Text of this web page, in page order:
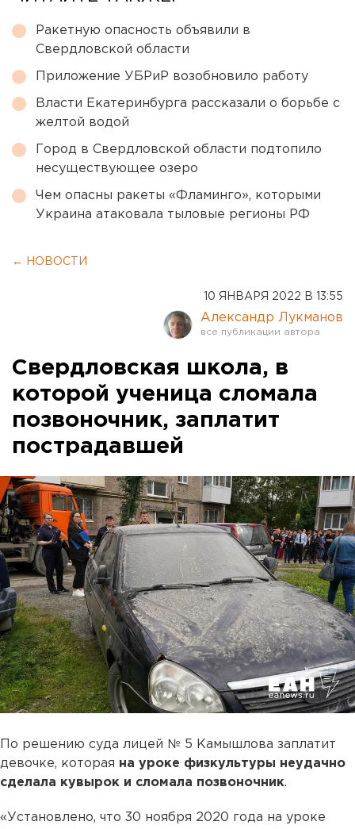
Ракетную опасность объявили в
Свердловской области
Приложение УБРиР возобновило работу
Власти Екатеринбурга рассказали о борьбе с
желтой водой
Город в Свердловской области подтопило
несуществующее озеро
Чем опасны ракеты «Фламинго», которыми
Украина атаковала тыловые регионы РФ
← НОВОСТИ
10 ЯНВАРЯ 2022 В 13:55
Александр Лукманов
Свердловская школа, в
которой ученица сломала
позвоночник, заплатит
пострадавшей
По решению суда лицей № 5 Камышлова заплатит
девочке, которая на уроке физкультуры неудачно
сделала кувырок и сломала позвоночник.
«Установлено, что 30 ноября 2020 года на уроке